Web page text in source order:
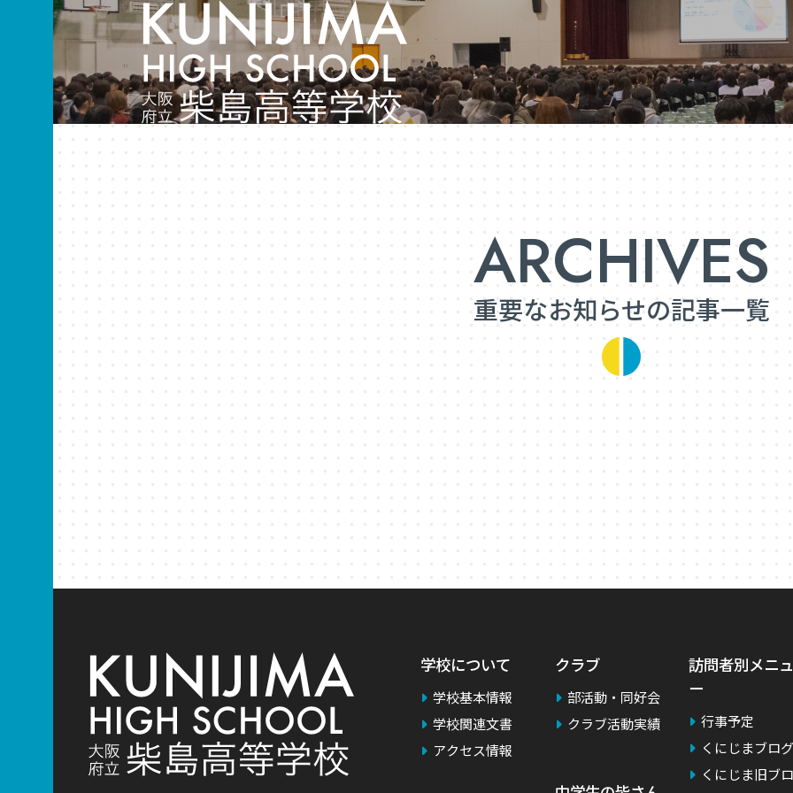
重要なお知らせの記事一覧
学校について
学校基本情報
学校関連文書
アクセス情報
クラブ
部活動・同好会
クラブ活動実績
訪問者別メニュ
ー
行事予定
くにじまブログ
くにじま旧ブ